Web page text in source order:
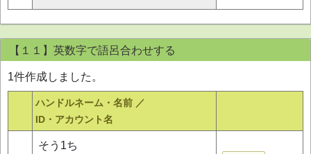
【１１】英数字で語呂合わせする
1件作成しました。
ハンドルネーム・名前 ／
ID・アカウント名
そう1ち